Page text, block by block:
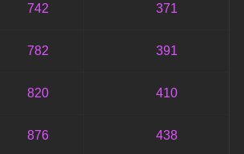
742 371
782 391
820 410
876 438